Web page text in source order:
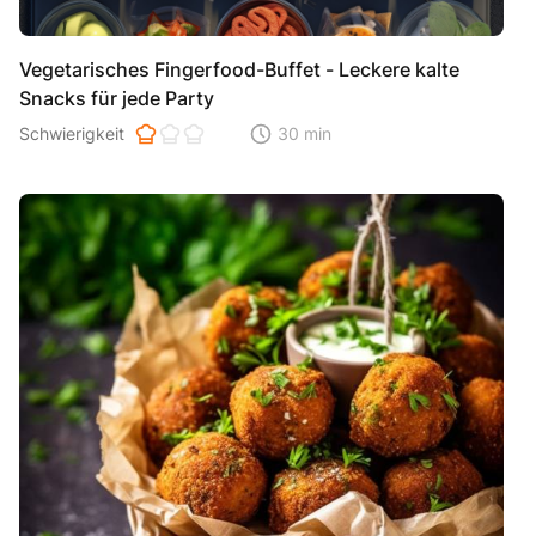
Vegetarisches Fingerfood-Buffet - Leckere kalte
Snacks für jede Party
Schwierigkeit der Zubereitung. 1 ist einfach 2 ist mittel 3 ist
Schwierigkeit Zeitaufwand der der Zubereitung.
30 min